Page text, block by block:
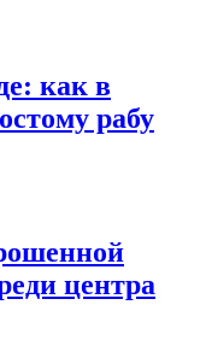
как в
рабу
центра